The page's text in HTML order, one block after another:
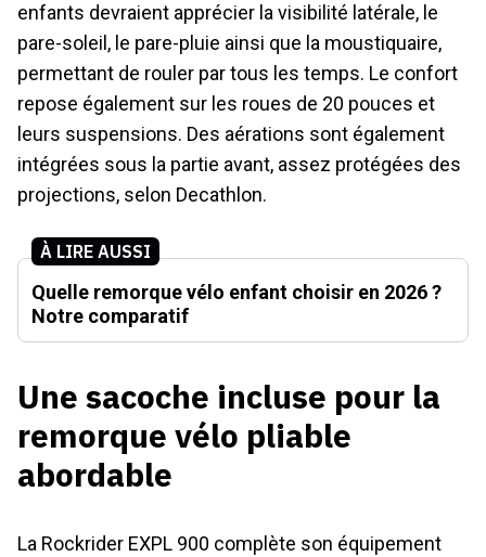
enfants devraient apprécier la visibilité latérale, le
pare-soleil, le pare-pluie ainsi que la moustiquaire,
permettant de rouler par tous les temps. Le confort
repose également sur les roues de 20 pouces et
leurs suspensions. Des aérations sont également
intégrées sous la partie avant, assez protégées des
projections, selon Decathlon.
À LIRE AUSSI
Quelle remorque vélo enfant choisir en 2026 ?
Notre comparatif
Une sacoche incluse pour la
remorque vélo pliable
abordable
La Rockrider EXPL 900 complète son équipement